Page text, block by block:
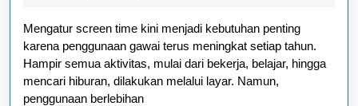
Agar
Lebih
Fokus
Mengatur screen time kini menjadi kebutuhan penting
karena penggunaan gawai terus meningkat setiap tahun.
Hampir semua aktivitas, mulai dari bekerja, belajar, hingga
mencari hiburan, dilakukan melalui layar. Namun,
penggunaan berlebihan